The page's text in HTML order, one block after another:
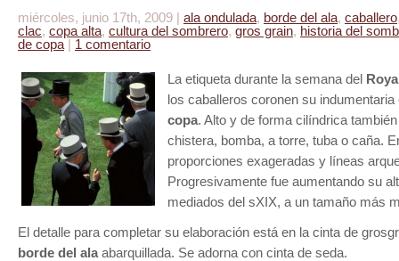
miércoles, junio 17th, 2009 | ala ondulada, borde del ala, caballero
clac, copa alta, cultura del sombrero, gros grain, historia del
de copa | 1 comentario
La etiqueta durante la semana del
los caballeros coronen su
copa. Alto y de forma cilíndrica
chistera, bomba, a torre, tuba o caña.
proporciones exageradas y líneas
Progresivamente fue aumentando su
mediados del sXIX, a un tamaño más
El detalle para completar su elaboración está en la cinta de
borde del ala abarquillada. Se adorna con cinta de seda.